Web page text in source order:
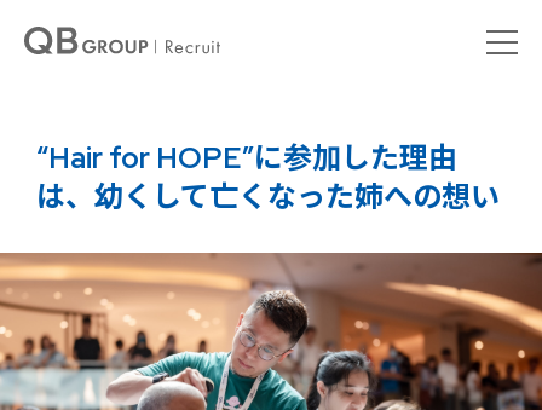
“Hair for HOPE”に参加した理由
は、幼くして亡くなった姉への想い